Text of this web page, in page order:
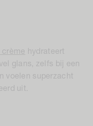
hydrateert
glans, zelfs bij een
voelen superzacht
uit.